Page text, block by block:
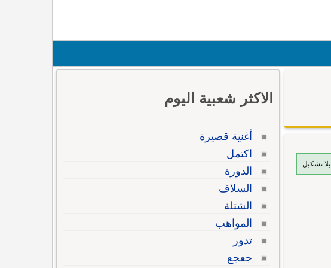
بلا تشكيل
الاكثر شعبية اليوم
أغنية قصيرة
اكتمل
الدورة
السلاف
الشتلة
المواهب
تدور
جعجع